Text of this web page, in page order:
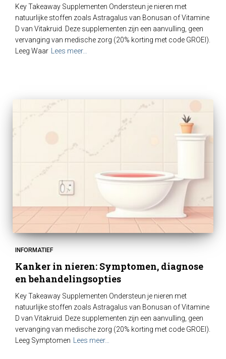
Key Takeaway Supplementen Ondersteun je nieren met
natuurlijke stoffen zoals Astragalus van Bonusan of Vitamine
D van Vitakruid. Deze supplementen zijn een aanvulling, geen
vervanging van medische zorg (20% korting met code GROEI).
Leeg Waar
Lees meer…
INFORMATIEF
Kanker in nieren: Symptomen, diagnose
en behandelingsopties
Key Takeaway Supplementen Ondersteun je nieren met
natuurlijke stoffen zoals Astragalus van Bonusan of Vitamine
D van Vitakruid. Deze supplementen zijn een aanvulling, geen
vervanging van medische zorg (20% korting met code GROEI).
Leeg Symptomen Lees meer…